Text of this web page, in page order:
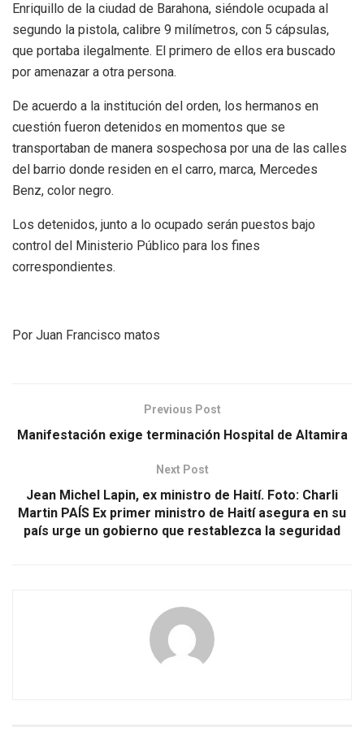
Enriquillo de la ciudad de Barahona, siéndole ocupada al
segundo la pistola, calibre 9 milímetros, con 5 cápsulas,
que portaba ilegalmente. El primero de ellos era buscado
por amenazar a otra persona.
De acuerdo a la institución del orden, los hermanos en
cuestión fueron detenidos en momentos que se
transportaban de manera sospechosa por una de las calles
del barrio donde residen en el carro, marca, Mercedes
Benz, color negro.
Los detenidos, junto a lo ocupado serán puestos bajo
control del Ministerio Público para los fines
correspondientes.
Por Juan Francisco matos
Previous Post
Manifestación exige terminación Hospital de Altamira
Next Post
Jean Michel Lapin, ex ministro de Haití. Foto: Charli
Martin PAÍS Ex primer ministro de Haití asegura en su
país urge un gobierno que restablezca la seguridad